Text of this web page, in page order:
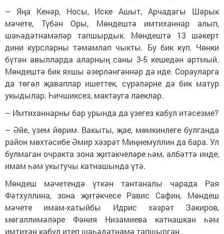
– Яңа Кенәр, Носы, Иске Ашыт, Арчадагы Шәрык
мәчете, Түбән Оры, Мөндештә имтиханнар алып,
шаһәдәтнамәләр тапшырдык. Мөндештә 13 шәкерт
дини курсларны тәмамлап чыкты. Бу бик күп. Чөнки
бүтән авылларда аларның саны 3-5 кешедән артмый.
Мөндештә бик яхшы әзерләнгәннәр дә иде. Сорауларга
да төгәл җаваплар ишеттек, сүрәләрне дә бик матур
укыдылар. Һичшиксез, мактауга лаеклар.
– Имтиханнарны бар урында да үзегез кабул итәсезме?
– Әйе, үзем йөрим. Вакыты, җае, мөмкинлеге булганда
район мөхтәсибе Әмир хәзрәт Миңнемуллин да бара. Ул
булмаган очракта зона җитәкчеләре һәм, әлбәттә инде,
имам һәм укытучы катнашында үтә.
Мөндеш мәчетендә үткән тантаналы чарада Рая
Фәтхуллина, зона җитәкчесе Равис Сафин, Мөндеш
мәчете имам-хатыйбы Идрис хәзрәт Закиров,
мөгаллимәләре Фәния Низамиева катнашкан һәм
имтихан кабул итеп шаһәдәтнамә тапшырган.